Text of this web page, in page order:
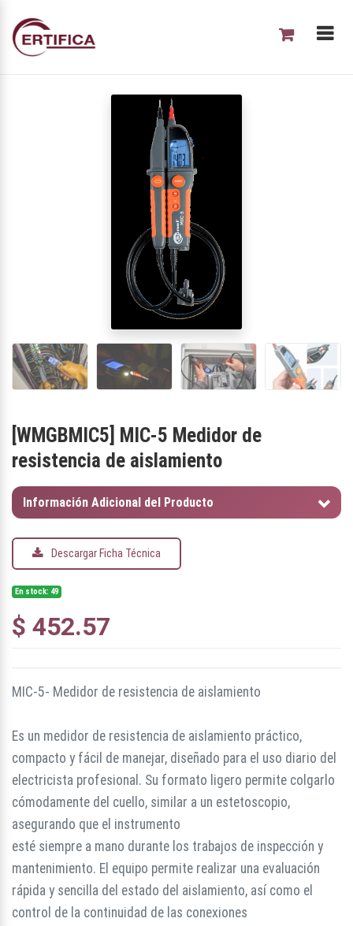
WMGBMIC5
MIC-5 Medidor de
resistencia de aislamiento
Información Adicional del Producto
Descargar Ficha Técnica
En stock: 49
$ 452.57
MIC-5- Medidor de resistencia de aislamiento
Es un medidor de resistencia de aislamiento práctico,
compacto y fácil de manejar, diseñado para el uso diario del
electricista profesional. Su formato ligero permite colgarlo
cómodamente del cuello, similar a un estetoscopio,
asegurando que el instrumento
esté siempre a mano durante los trabajos de inspección y
mantenimiento. El equipo permite realizar una evaluación
rápida y sencilla del estado del aislamiento, así como el
control de la continuidad de las conexiones